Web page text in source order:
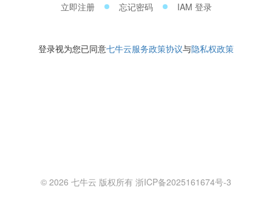
立即注册 忘记密码 IAM 登录
登录视为您已同意七牛云服务政策协议与隐私权政策
© 2026 七牛云 版权所有 浙ICP备2025161674号-3